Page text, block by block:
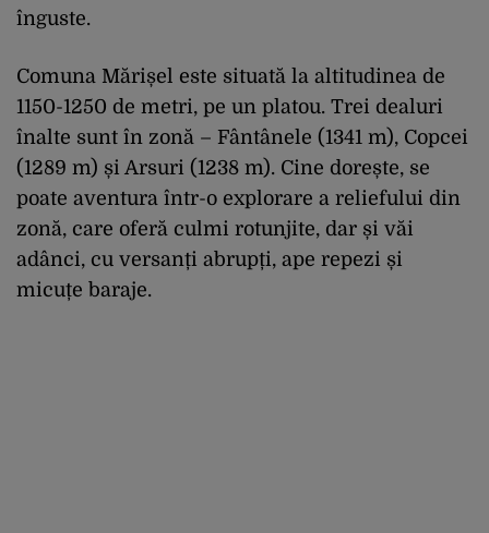
înguste.
Comuna Mărișel este situată la altitudinea de
1150-1250 de metri, pe un platou. Trei dealuri
înalte sunt în zonă – Fântânele (1341 m), Copcei
(1289 m) și Arsuri (1238 m). Cine dorește, se
poate aventura într-o explorare a reliefului din
zonă, care oferă culmi rotunjite, dar și văi
adânci, cu versanți abrupți, ape repezi și
micuțe baraje.